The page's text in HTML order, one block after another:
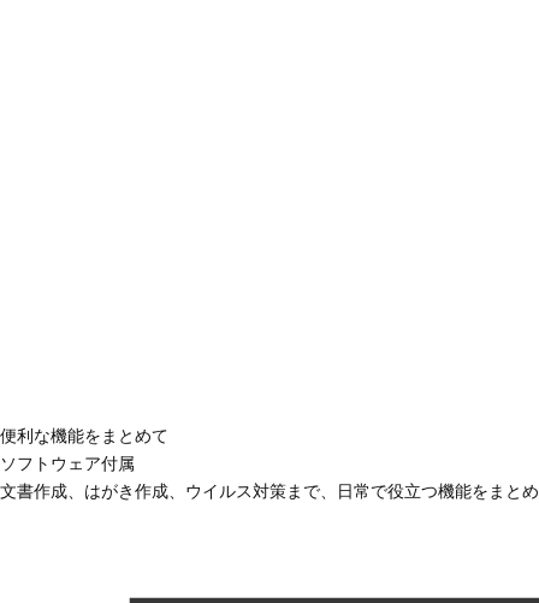
便利な機能をまとめて
ソフトウェア付属
文書作成、はがき作成、ウイルス対策まで、日常で役立つ機能をまと